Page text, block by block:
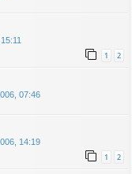
1 2
07:46
14:19
1 2